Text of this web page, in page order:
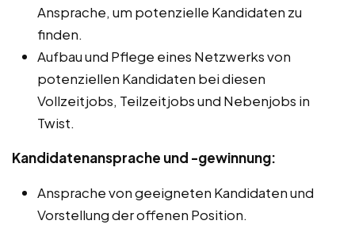
Ansprache, um potenzielle Kandidaten zu
finden.
Aufbau und Pflege eines Netzwerks von
potenziellen Kandidaten bei diesen
Vollzeitjobs, Teilzeitjobs und Nebenjobs in
Twist.
Kandidatenansprache und -gewinnung:
Ansprache von geeigneten Kandidaten und
Vorstellung der offenen Position.